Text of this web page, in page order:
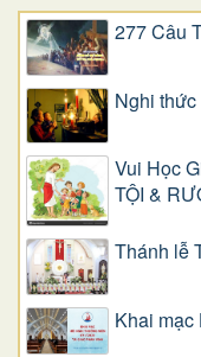
277 Câu
Nghi
Vui Học
TỘI &
Thánh lễ
Khai mạc